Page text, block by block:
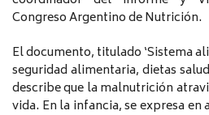
Congreso Argentino de Nutrición.
El documento, titulado ‘Sistema
seguridad alimentaria, dietas
describe que la malnutrición
vida. En la infancia, se expresa